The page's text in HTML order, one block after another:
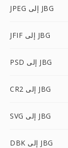
JPEG إلى JBG
JFIF إلى JBG
PSD إلى JBG
CR2 إلى JBG
SVG إلى JBG
DBK إلى JBG